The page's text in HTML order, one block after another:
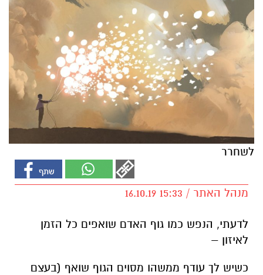
לשחרר
מנהל האתר / 15:33 16.10.19
לדעתי, הנפש כמו גוף האדם שואפים כל הזמן
לאיזון –
כשיש לך עודף ממשהו מסוים הגוף שואף (בעצם